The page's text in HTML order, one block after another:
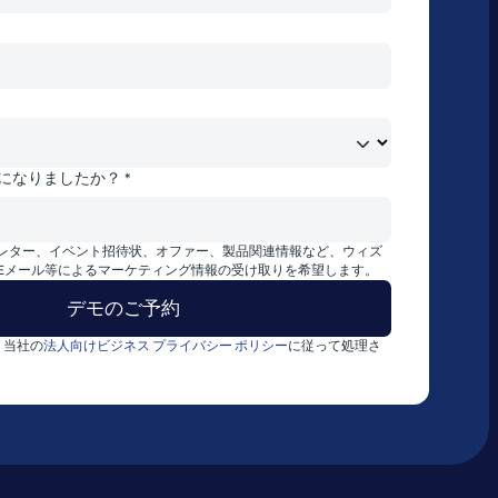
なりましたか？ *
ター、イベント招待状、オファー、製品関連情報など、ウィズ
ール等によるマーケティング情報の受け取りを希望します。
当社の法人向けビジネス プライバシー ポリシーに従って処理さ